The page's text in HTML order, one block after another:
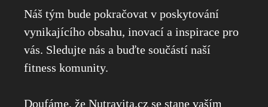
Náš tým bude pokračovat v poskytování
vynikajícího obsahu, inovací a inspirace pro
vás. Sledujte nás a buďte součástí naší
fitness komunity.
Doufáme, že Nutravita.cz se stane vaším